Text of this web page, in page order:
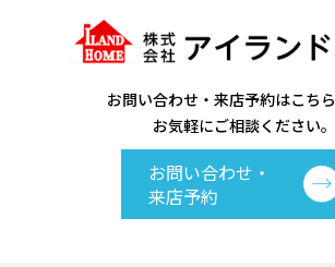
お問い合わせ・来店予約はこちら
お気軽にご相談ください。
お問い合わせ・
来店予約